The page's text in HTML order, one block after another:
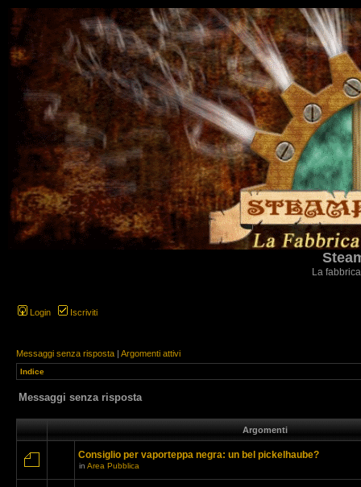
La
Login Iscriviti
Messaggi senza risposta | Argomenti attivi
Indice
Messaggi senza risposta
Argomenti
Consiglio per vaporteppa negra: un bel pickelhaube?
in Area Pubblica